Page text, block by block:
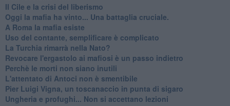
Il Cile e la crisi del liberismo
Oggi la mafia ha vinto... Una battaglia cruciale.
A Roma la mafia esiste
Uso del contante, semplificare è complicato
La Turchia rimarrà nella Nato?
Revocare l'ergastolo ai mafiosi è un passo indietro
Perchè le morti non siano inutili
L'attentato di Antoci non è smentibile
Pier Luigi Vigna, un toscanaccio in punta di sigaro
Ungheria e profughi... Non si accettano lezioni